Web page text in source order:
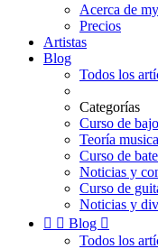
Acerca de
Precios
Artistas
Blog
Todos los
Categorías
Curso de bajo
Teoría
Curso de
Noticias y
Curso de
Noticias y
  Blog 
Todos los